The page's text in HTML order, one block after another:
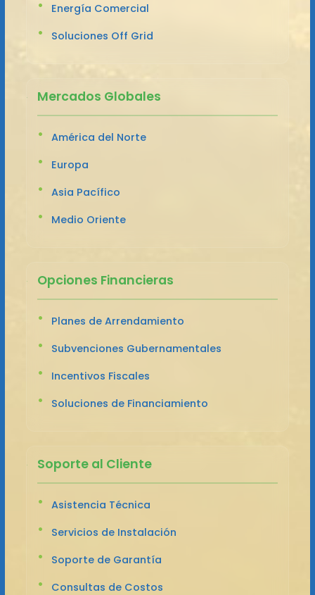
Energía Comercial
Soluciones Off Grid
Mercados Globales
América del Norte
Europa
Asia Pacífico
Medio Oriente
Opciones Financieras
Planes de Arrendamiento
Subvenciones Gubernamentales
Incentivos Fiscales
Soluciones de Financiamiento
Soporte al Cliente
Asistencia Técnica
Servicios de Instalación
Soporte de Garantía
Consultas de Costos